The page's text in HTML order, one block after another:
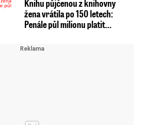
Knihu půjčenou z knihovny
žena vrátila po 150 letech:
Penále půl milionu platit…